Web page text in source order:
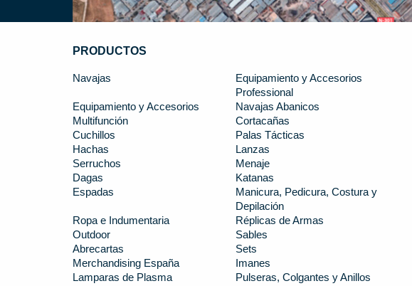
PRODUCTOS
Navajas
Equipamiento y Accesorios
Professional
Equipamiento y Accesorios
Navajas Abanicos
Multifunción
Cortacañas
Cuchillos
Palas Tácticas
Hachas
Lanzas
Serruchos
Menaje
Dagas
Katanas
Espadas
Manicura, Pedicura, Costura y
Depilación
Ropa e Indumentaria
Réplicas de Armas
Outdoor
Sables
Abrecartas
Sets
Merchandising España
Imanes
Lamparas de Plasma
Pulseras, Colgantes y Anillos